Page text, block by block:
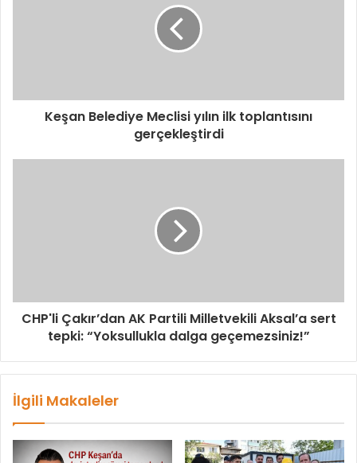
Keşan Belediye Meclisi yılın ilk toplantısını
gerçekleştirdi
CHP'li Çakır’dan AK Partili Milletvekili Aksal’a sert
tepki: “Yoksullukla dalga geçemezsiniz!”
İlgili Makaleler